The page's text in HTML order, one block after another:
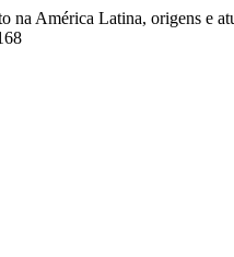
América Latina, origens e